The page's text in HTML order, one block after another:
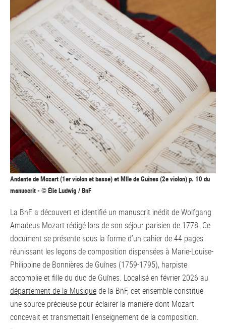
Andante de Mozart (1er violon et basse) et Mlle de Guînes (2e violon) p. 10 du
manuscrit - © Élie Ludwig / BnF
La BnF a découvert et identifié un manuscrit inédit de Wolfgang
Amadeus Mozart rédigé lors de son séjour parisien de 1778. Ce
document se présente sous la forme d’un cahier de 44 pages
réunissant les leçons de composition dispensées à Marie-Louise-
Philippine de Bonnières de Guînes (1759-1795), harpiste
accomplie et fille du duc de Guînes. Localisé en février 2026 au
département de la Musiquede la BnF, cet ensemble constitue
une source précieuse pour éclairer la manière dont Mozart
concevait et transmettait l’enseignement de la composition.